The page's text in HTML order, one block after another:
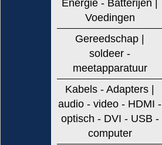
Energie - Batterijen |
Voedingen
Gereedschap |
soldeer -
meetapparatuur
Kabels - Adapters |
audio - video - HDMI -
optisch - DVI - USB -
computer